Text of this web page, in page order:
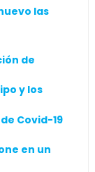
las
de
y los
Covid-19
en un